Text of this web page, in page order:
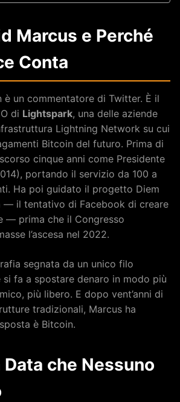
Marcus e Perché
Conta
è un commentatore di Twitter. È il
di Lightspark, una delle aziende
Lightning Network su cui
Bitcoin del futuro. Prima di
cinque anni come Presidente
portando il servizio da 100 a
Ha poi guidato il progetto Diem
— il tentativo di Facebook di creare
— prima che il Congresso
l’ascesa nel 2022.
segnata da un unico filo
fa a spostare denaro in modo più
più libero. E dopo vent’anni di
tradizionali, Marcus ha
è Bitcoin.
che Nessuno